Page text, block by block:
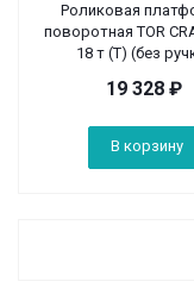
Роликовая
поворотная TOR
18 т (T) (без
19 328₽
В корзину